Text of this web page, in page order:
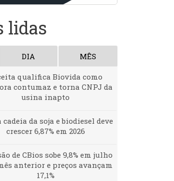
lidas
DIA MÊS
qualifica Biovida como
contumaz e torna CNPJ da
usina inapto
cadeia da soja e biodiesel deve
crescer 6,87% em 2026
de CBios sobe 9,8% em julho
anterior e preços avançam
17,1%